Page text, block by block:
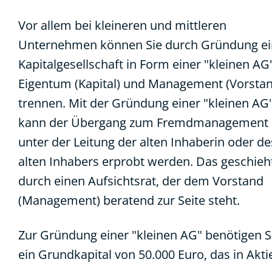
Vor allem bei kleineren und mittleren
Unternehmen können Sie durch Gründung
Kapitalgesellschaft in Form einer "kleinen
Eigentum (Kapital) und Management
trennen. Mit der Gründung einer "kleinen
kann der Übergang zum Fremdmanagement
unter der Leitung der alten Inhaberin oder
alten Inhabers erprobt werden. Das
durch einen Aufsichtsrat, der dem Vorstand
(Management) beratend zur Seite steht.
Zur Gründung einer "kleinen AG" benötigen
ein Grundkapital von 50.000 Euro, das in